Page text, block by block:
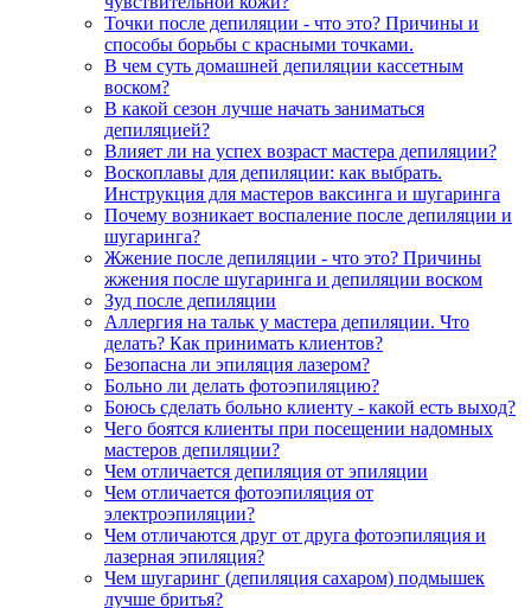
Точки после депиляции - что это? Причины и
способы борьбы с красными точками.
В чем суть домашней депиляции кассетным
воском?
В какой сезон лучше начать заниматься
депиляцией?
Влияет ли на успех возраст мастера депиляции?
Воскоплавы для депиляции: как выбрать.
Инструкция для мастеров ваксинга и шугаринга
Почему возникает воспаление после депиляции и
шугаринга?
Жжение после депиляции - что это? Причины
жжения после шугаринга и депиляции воском
Зуд после депиляции
Аллергия на тальк у мастера депиляции. Что
делать? Как принимать клиентов?
Безопасна ли эпиляция лазером?
Больно ли делать фотоэпиляцию?
Боюсь сделать больно клиенту - какой есть выход?
Чего боятся клиенты при посещении надомных
мастеров депиляции?
Чем отличается депиляция от эпиляции
Чем отличается фотоэпиляция от
электроэпиляции?
Чем отличаются друг от друга фотоэпиляция и
лазерная эпиляция?
Чем шугаринг (депиляция сахаром) подмышек
лучше бритья?